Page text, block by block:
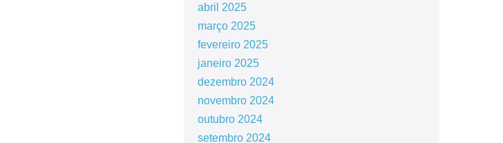
abril 2025
março 2025
fevereiro 2025
janeiro 2025
dezembro 2024
novembro 2024
outubro 2024
setembro 2024